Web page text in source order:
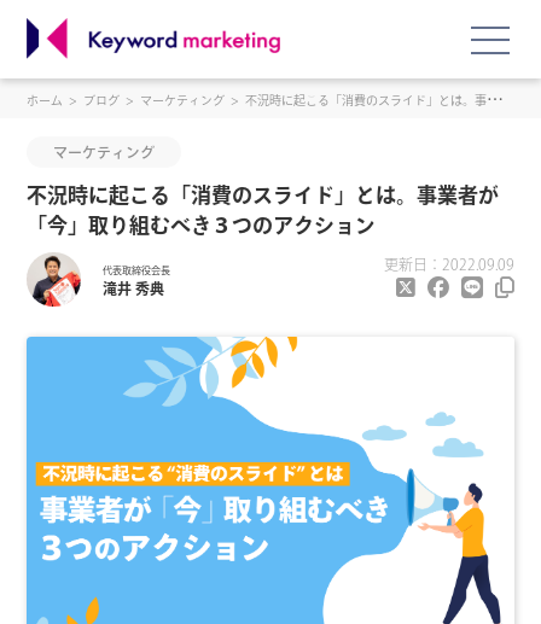
ホーム ブログ マーケティング 不況時に起こる「消費のスライド」とは。事業者が「今」取り組むべき３つのアクション
マーケティング
不況時に起こる「消費のスライド」とは。事業者が
「今」取り組むべき３つのアクション
代表取締役会長
滝井 秀典
更新日：2022.09.09